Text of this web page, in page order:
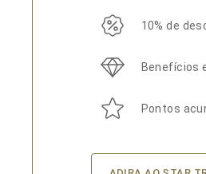
10% de
Benefícios
Pontos